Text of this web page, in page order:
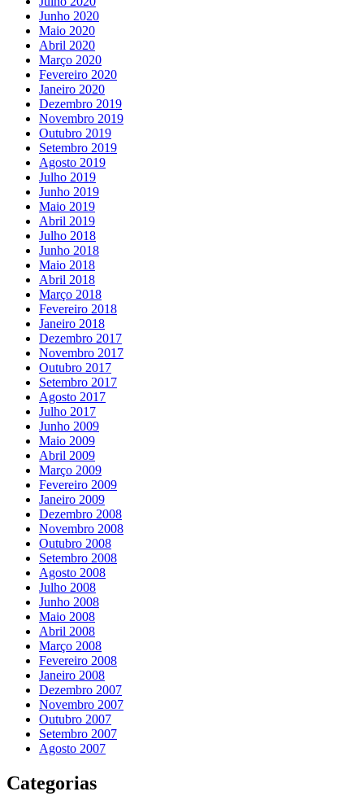
Junho 2020
Maio 2020
Abril 2020
Março 2020
Fevereiro 2020
Janeiro 2020
Dezembro 2019
Novembro 2019
Outubro 2019
Setembro 2019
Agosto 2019
Julho 2019
Junho 2019
Maio 2019
Abril 2019
Julho 2018
Junho 2018
Maio 2018
Abril 2018
Março 2018
Fevereiro 2018
Janeiro 2018
Dezembro 2017
Novembro 2017
Outubro 2017
Setembro 2017
Agosto 2017
Julho 2017
Junho 2009
Maio 2009
Abril 2009
Março 2009
Fevereiro 2009
Janeiro 2009
Dezembro 2008
Novembro 2008
Outubro 2008
Setembro 2008
Agosto 2008
Julho 2008
Junho 2008
Maio 2008
Abril 2008
Março 2008
Fevereiro 2008
Janeiro 2008
Dezembro 2007
Novembro 2007
Outubro 2007
Setembro 2007
Agosto 2007
Categorias